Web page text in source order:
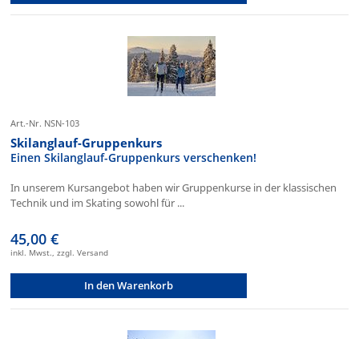
Art.-Nr. NSN-103
Skilanglauf-Gruppenkurs
Einen Skilanglauf-Gruppenkurs verschenken!
In unserem Kursangebot haben wir Gruppenkurse in der klassischen
Technik und im Skating sowohl für ...
45,00 €
inkl. Mwst., zzgl. Versand
In den Warenkorb